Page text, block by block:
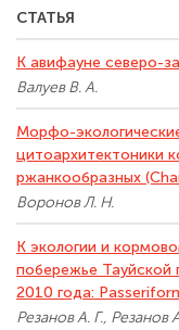
СТАТЬЯ
К авифауне северо-
Валуев В. А.
Морфо-
цитоархитектоники
ржанкообразных
Воронов Л. Н.
К экологии и
побережье Тауйской
2010 года:
Резанов А. Г., Резанов